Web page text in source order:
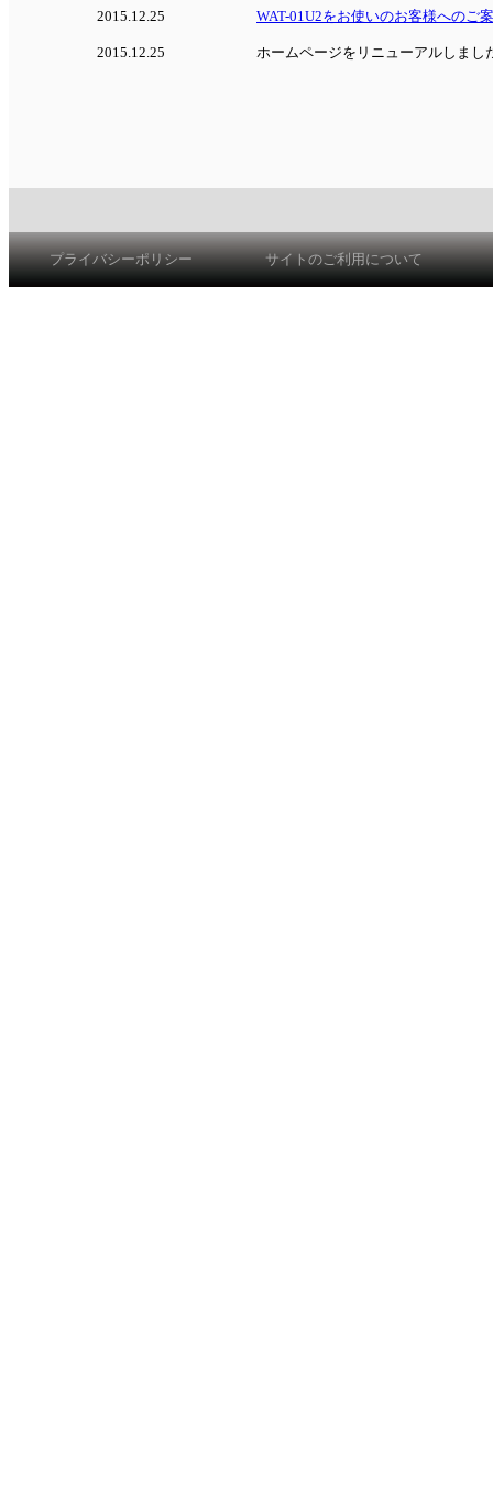
2015.12.25 WAT-01U2をお使いのお客様へのご
2015.12.25 ホームページをリニューアルしまし
プライバシーポリシー サイトのご利用について